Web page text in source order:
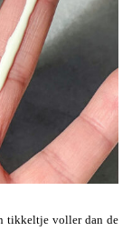
tikkeltje voller dan de